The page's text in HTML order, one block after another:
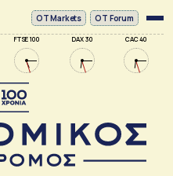
FTSE 100 DAX 30 CAC 40
ΟΤ Markets OT Forum